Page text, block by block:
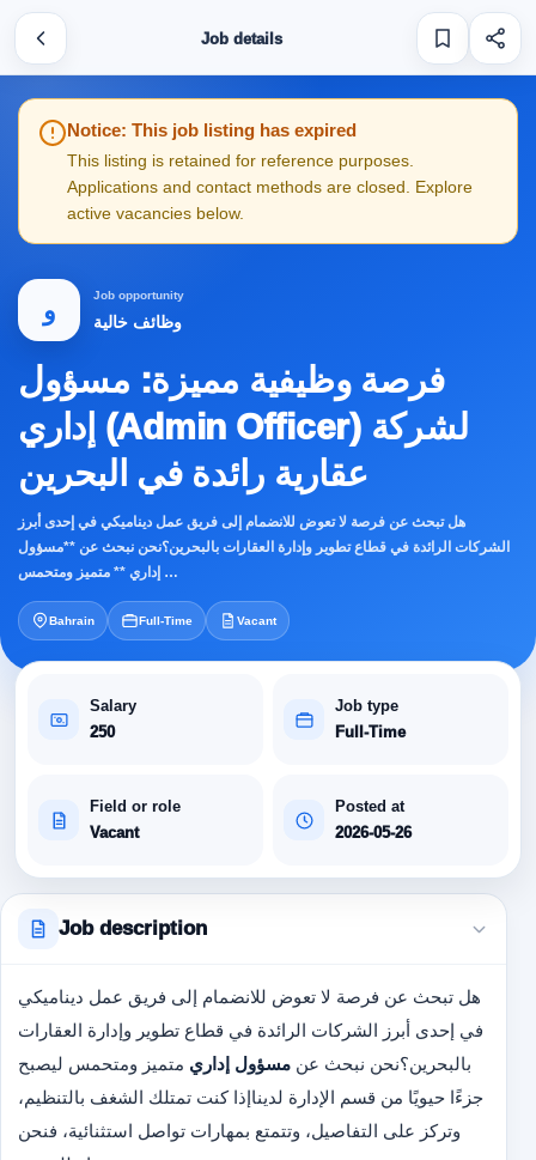
Job details
Notice: This job listing has expired
This listing is retained for reference purposes.
Applications and contact methods are closed. Explore
active vacancies below.
و
Job opportunity
وظائف خالية
فرصة وظيفية مميزة: مسؤول
إداري (Admin Officer) لشركة
عقارية رائدة في البحرين
هل تبحث عن فرصة لا تعوض للانضمام إلى فريق عمل ديناميكي في إحدى أبرز
الشركات الرائدة في قطاع تطوير وإدارة العقارات بالبحرين؟نحن نبحث عن **مسؤول
إداري ** متميز ومتحمس …
Bahrain Full-Time Vacant
Salary
250
Job type
Full-Time
Field or role
Vacant
Posted at
2026-05-26
Job description
هل تبحث عن فرصة لا تعوض للانضمام إلى فريق عمل ديناميكي
في إحدى أبرز الشركات الرائدة في قطاع تطوير وإدارة العقارات
بالبحرين؟نحن نبحث عن مسؤول إداري متميز ومتحمس ليصبح
جزءًا حيويًا من قسم الإدارة لديناإذا كنت تمتلك الشغف بالتنظيم،
وتركز على التفاصيل، وتتمتع بمهارات تواصل استثنائية، فنحن